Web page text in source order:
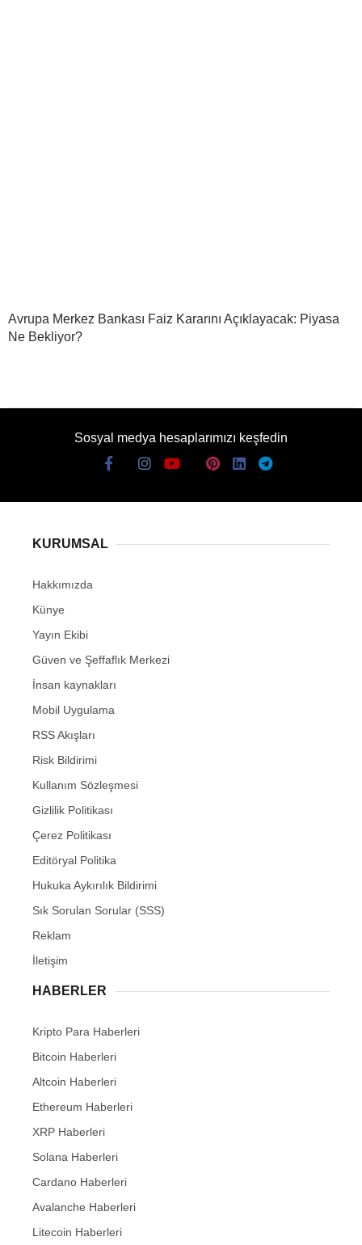
Avrupa Merkez Bankası Faiz Kararını Açıklayacak: Piyasa
Ne Bekliyor?
Sosyal medya hesaplarımızı keşfedin
KURUMSAL
Hakkımızda
Künye
Yayın Ekibi
Güven ve Şeffaflık Merkezi
İnsan kaynakları
Mobil Uygulama
RSS Akışları
Risk Bildirimi
Kullanım Sözleşmesi
Gizlilik Politikası
Çerez Politikası
Editöryal Politika
Hukuka Aykırılık Bildirimi
Sık Sorulan Sorular (SSS)
Reklam
İletişim
HABERLER
Kripto Para Haberleri
Bitcoin Haberleri
Altcoin Haberleri
Ethereum Haberleri
XRP Haberleri
Solana Haberleri
Cardano Haberleri
Avalanche Haberleri
Litecoin Haberleri